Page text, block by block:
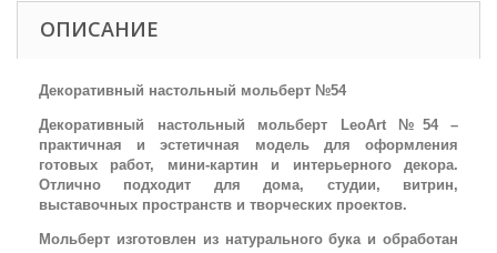
ОПИСАНИЕ
Декоративный настольный мольберт №54
Декоративный настольный мольберт LeoArt №54 –
практичная и эстетичная модель для оформления
готовых работ, мини-картин и интерьерного декора.
Отлично подходит для дома, студии, витрин,
выставочных пространств и творческих проектов.
Мольберт изготовлен из натурального бука и обработан